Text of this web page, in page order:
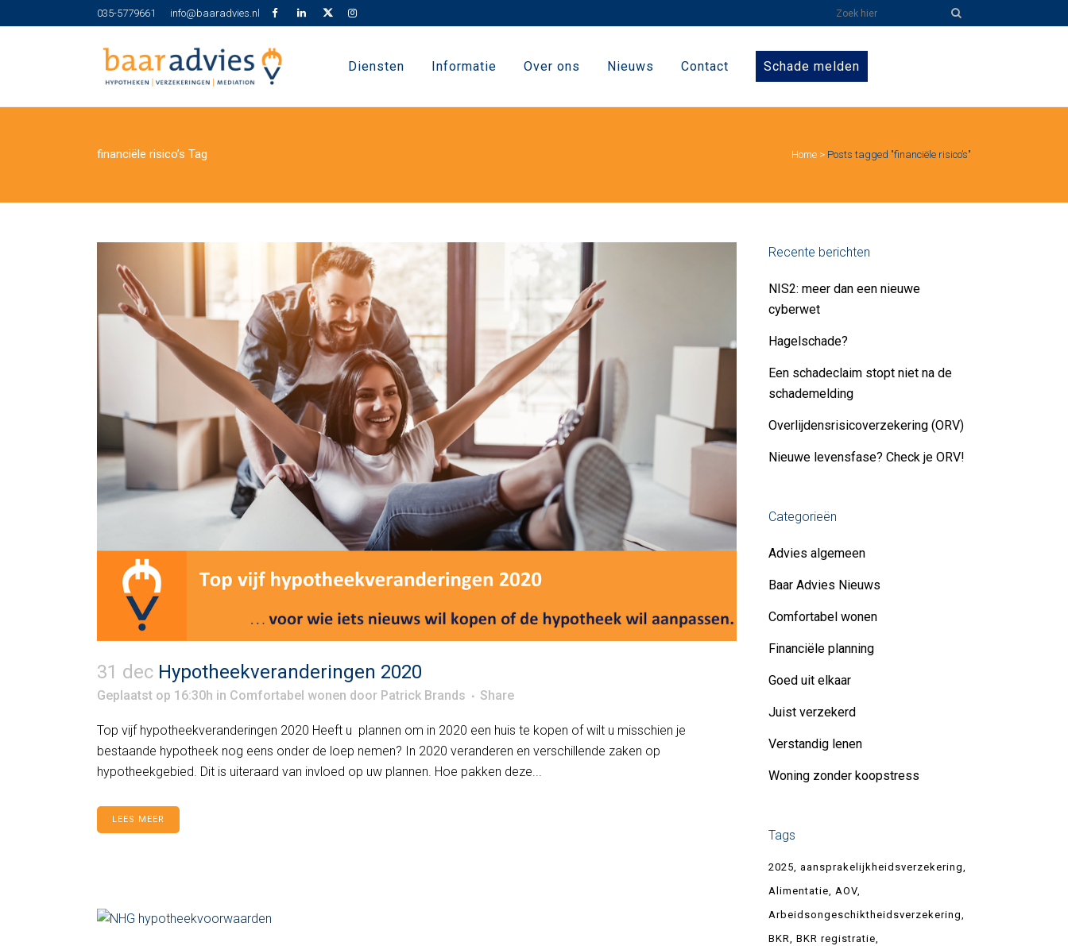
035-5779661 info@baaradvies.nl
Diensten Informatie Over ons Nieuws Contact Schade melden
financiële risico’s Tag Home > Posts tagged "financiële risico’s"
31 dec Hypotheekveranderingen 2020
Geplaatst op 16:30h in Comfortabel wonen door Patrick Brands Share
Top vijf hypotheekveranderingen 2020 Heeft u plannen om in 2020 een huis te kopen of wilt u misschien je
bestaande hypotheek nog eens onder de loep nemen? In 2020 veranderen en verschillende zaken op
hypotheekgebied. Dit is uiteraard van invloed op uw plannen. Hoe pakken deze...
LEES MEER
Recente berichten
NIS2: meer dan een nieuwe
cyberwet
Hagelschade?
Een schadeclaim stopt niet na de
schademelding
Overlijdensrisicoverzekering (ORV)
Nieuwe levensfase? Check je ORV!
Categorieën
Advies algemeen
Baar Advies Nieuws
Comfortabel wonen
Financiële planning
Goed uit elkaar
Juist verzekerd
Verstandig lenen
Woning zonder koopstress
Tags
2025 aansprakelijkheidsverzekering
Alimentatie AOV
Arbeidsongeschiktheidsverzekering
BKR BKR registratie